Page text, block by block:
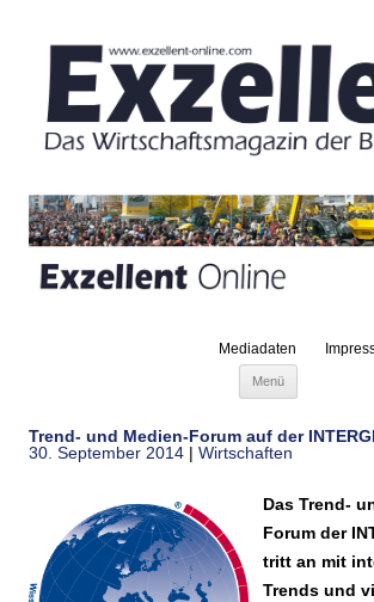
Mediadaten
Menü
Trend- und Medien-Forum auf der
30. September 2014 | Wirtschaften
Das Trend-
Forum der
tritt an mit
Trends und